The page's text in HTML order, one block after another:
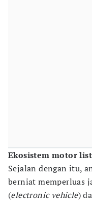
Ekosistem motor
Sejalan dengan itu,
berniat memperluas
(electronic vehicle)